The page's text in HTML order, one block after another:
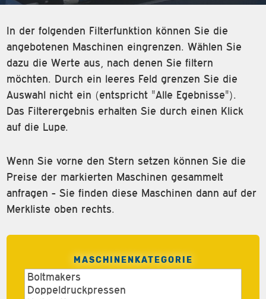
In der folgenden Filterfunktion können Sie die
angebotenen Maschinen eingrenzen. Wählen Sie
dazu die Werte aus, nach denen Sie filtern
möchten. Durch ein leeres Feld grenzen Sie die
Auswahl nicht ein (entspricht "Alle Egebnisse").
Das Filterergebnis erhalten Sie durch einen Klick
auf die Lupe.
Wenn Sie vorne den Stern setzen können Sie die
Preise der markierten Maschinen gesammelt
anfragen - Sie finden diese Maschinen dann auf der
Merkliste oben rechts.
MASCHINENKATEGORIE